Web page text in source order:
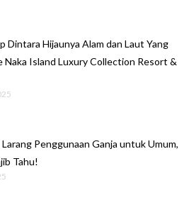
Dintara Hijaunya Alam dan Laut Yang
Naka Island Luxury Collection Resort &
Penggunaan Ganja untuk Umum,
Tahu!